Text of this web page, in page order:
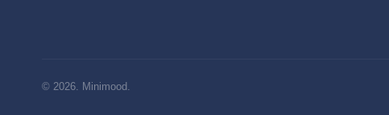
© 2026. Minimood.